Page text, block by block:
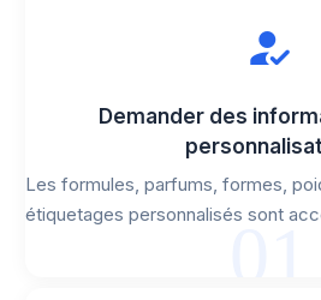
Demander des
Les formules, parfums, formes,
étiquetages personnalisés sont